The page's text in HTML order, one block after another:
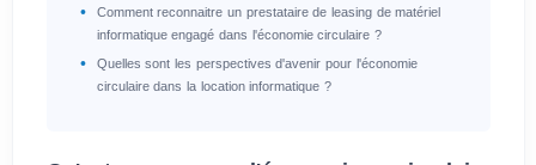
Comment reconnaitre un prestataire de leasing de matériel
informatique engagé dans l'économie circulaire ?
Quelles sont les perspectives d'avenir pour l'économie
circulaire dans la location informatique ?